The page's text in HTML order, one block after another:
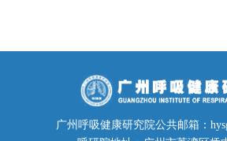
广州呼吸健康研究院公共邮箱：